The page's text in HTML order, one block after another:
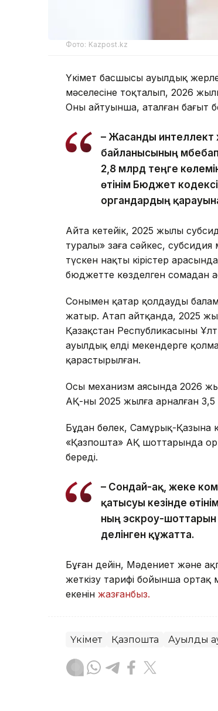
Фото: Kazpost.kz
Үкімет басшысы ауылдық
мәселесіне тоқталып, 2026
Оның айтуынша, аталған бағыт
– Жасанды интеллект
байланысының
2,8 млрд теңге
өтінім Бюджет
органдардың
Айта кетейік, 2025 жылы
туралы» заңға сәйкес,
түскен нақты кірістер
бюджетте көзделген сомадан
Сонымен қатар қолдаудың
жатыр. Атап айтқанда, 2025
Қазақстан Республикасының
ауылдық елді мекендерге
қарастырылған.
Осы механизм аясында 2026
АҚ-ның 2025 жылға арналған 3,5
Бұдан бөлек, Самұрық-Қазына
«Қазпошта» АҚ шоттарында
береді.
– Сондай-ақ, жеке
қатысуы кезінде
ның эскроу-шоттарын
делінген құжатта.
Бұған дейін, Мәдениет және
жеткізу тарифі бойынша ортақ
екенін жазғанбыз.
Үкімет Қазпошта Ауылдық